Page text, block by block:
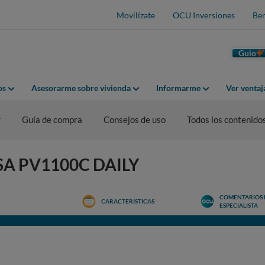
Movilízate OCU Inversiones
Guio
Asesorarme sobre vivienda Informarme Ver
Guía de compra Consejos de uso Todos los
PV1100C DAILY
CARACTERÍSTICAS
COMENTARIOS
ESPECIALISTA